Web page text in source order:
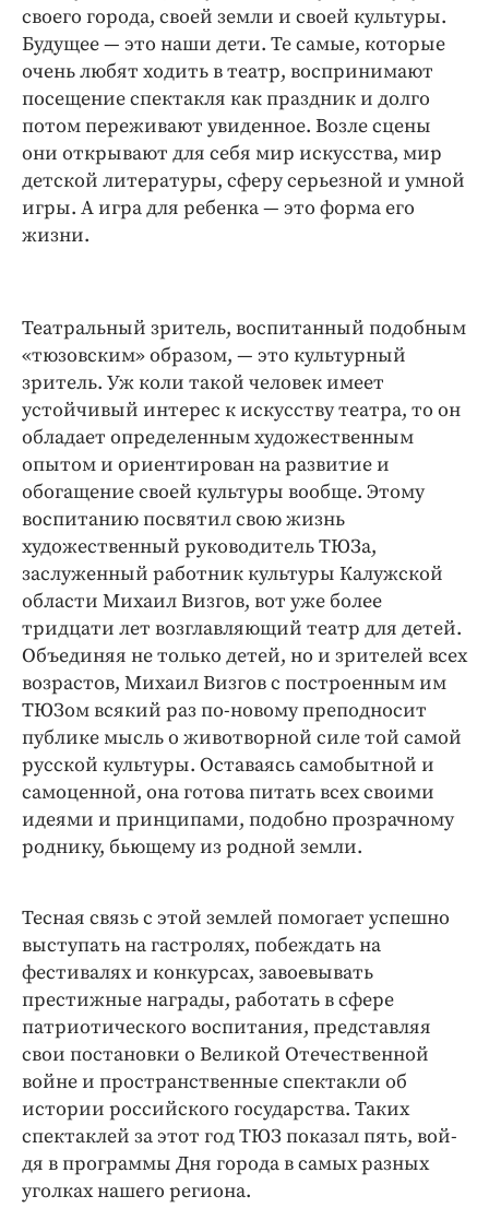
своего города, своей земли и своей культуры.
Будущее — ​это наши дети. Те самые, которые
очень любят ходить в театр, воспринимают
посещение спектакля как праздник и долго
потом переживают увиденное. Возле сцены
они открывают для себя мир искусства, мир
детской литературы, сферу серьезной и умной
игры. А игра для ребенка — ​это форма его
жизни.
Театральный зритель, воспитанный подобным
«тюзовским» образом, — ​это культурный
зритель. Уж коли такой человек имеет
устойчивый интерес к искусству театра, то он
обладает определенным художественным
опытом и ориентирован на развитие и
обогащение своей культуры вообще. Этому
воспитанию посвятил свою жизнь
художественный руководитель ТЮЗа,
заслуженный работник культуры Калужской
области Михаил Визгов, вот уже более
тридцати лет возглавляющий театр для детей.
Объединяя не только детей, но и зрителей всех
возрастов, Михаил Визгов с построенным им
ТЮЗом всякий раз по-­новому преподносит
публике мысль о животворной силе той самой
русской культуры. Оставаясь самобытной и
самоценной, она готова питать всех своими
идеями и принципами, подобно прозрачному
роднику, бьющему из родной земли.
Тесная связь с этой землей помогает успешно
выступать на гастролях, побеждать на
фестивалях и конкурсах, завоевывать
престижные награды, работать в сфере
патриотического воспитания, представляя
свои постановки о Великой Отечественной
вой­не и пространственные спектакли об
истории российского государства. Таких
спектаклей за этот год ТЮЗ показал пять, вой­
дя в программы Дня города в самых разных
уголках нашего региона.